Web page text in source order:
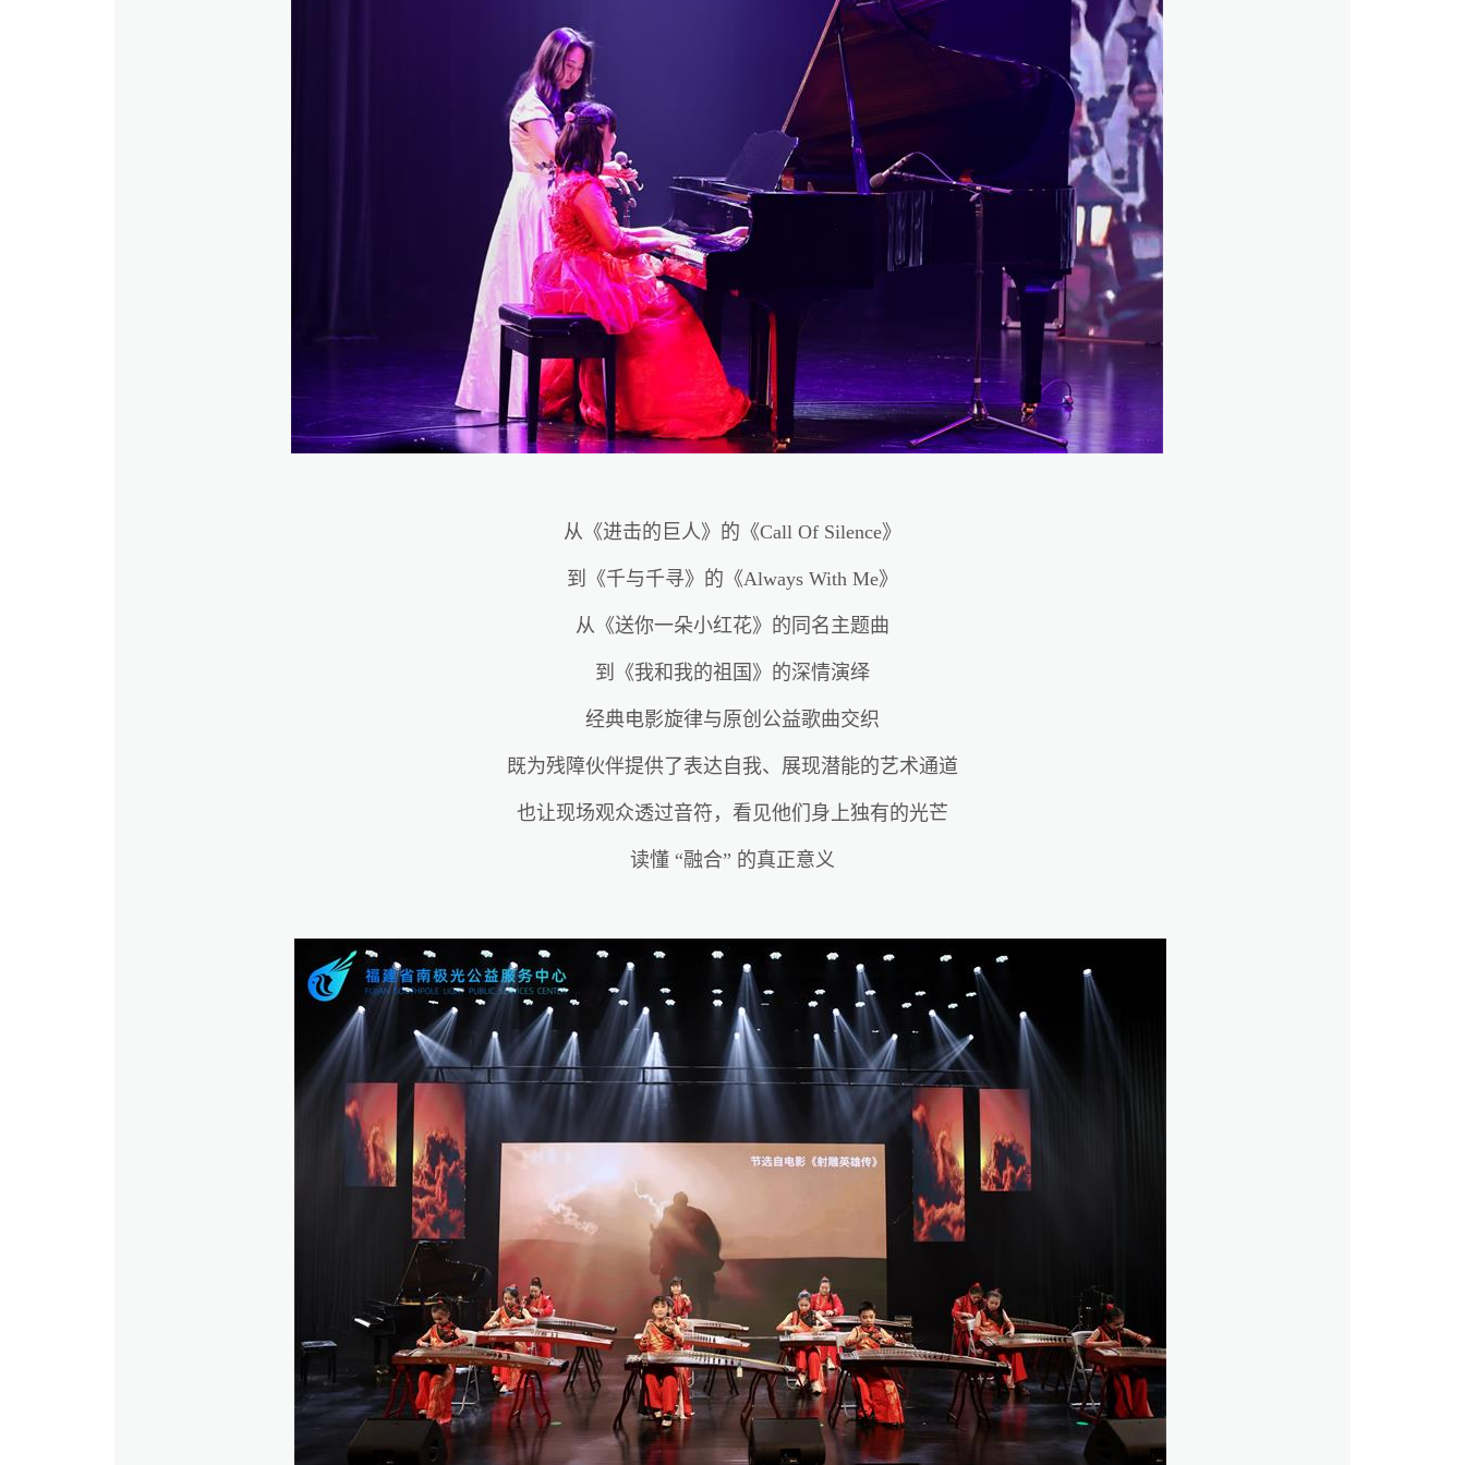
从《进击的巨人》的《Call Of Silence》
到《千与千寻》的《Always With Me》
从《送你一朵小红花》的同名主题曲
到《我和我的祖国》的深情演绎
经典电影旋律与原创公益歌曲交织
既为残障伙伴提供了表达自我、展现潜能的艺术通道
也让现场观众透过音符，看见他们身上独有的光芒
读懂 “融合” 的真正意义